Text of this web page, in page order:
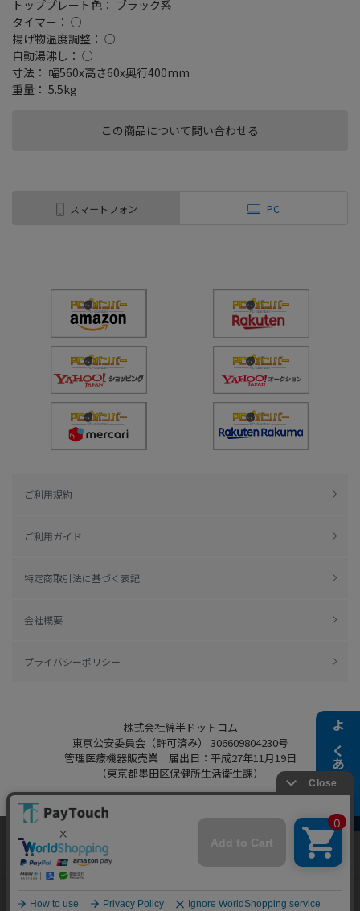
よくある質問
この商品について問い合わせる
トッププレート色： ブラック系
タイマー： ○
揚げ物温度調整： ○
自動湯沸し： ○
寸法： 幅560x高さ60x奥行400mm
重量： 5.5kg
スマートフォン PC
ご利用規約
ご利用ガイド
特定商取引法に基づく表記
会社概要
プライバシーポリシー
株式会社綿半ドットコム
東京公安委員会（許可済み） 306609804230号
管理医療機器販売業 届出日：平成27年11月19日
（東京都墨田区保健所生活衛生課）
Copyright 2022
Powered by Watahan Partners Co., Ltd.
当ウェブサイトでは、お客様により良いサービス
をご提供するため、クッキーを利用しています。
サイト利用を継続することにより、クッキーの使
細はこちら」をご覧ください。
同意する